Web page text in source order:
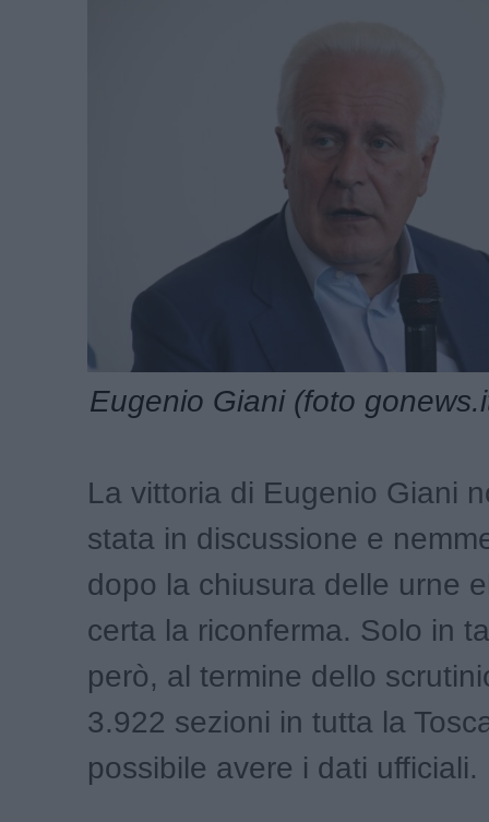
Eugenio Giani (foto
La vittoria di Eugenio Giani
stata in discussione e
dopo la chiusura delle urne
certa la riconferma. Solo in
però, al termine dello
3.922 sezioni in tutta la
possibile avere i dati ufficiali.